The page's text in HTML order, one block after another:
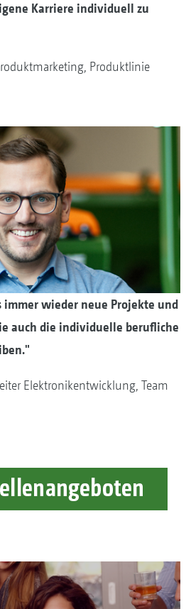
Karriere individuell zu
Produktlinie
immer wieder neue Projekte und
auch die individuelle berufliche
Elektronikentwicklung, Team